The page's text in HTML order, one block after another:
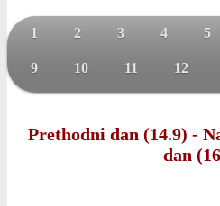
1 2 3 4 5
9 10 11 12
Prethodni dan (14.9) -
dan